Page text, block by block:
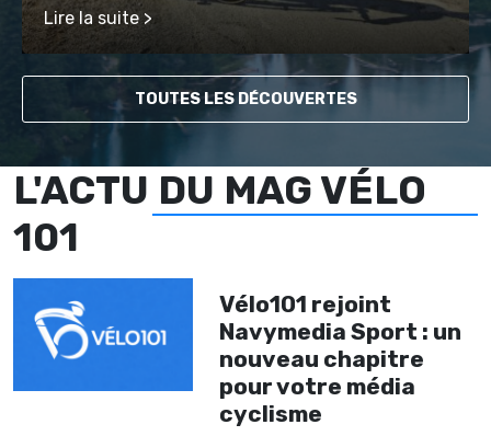
Lire la suite >
TOUTES LES DÉCOUVERTES
L'ACTU DU MAG VÉLO
101
Vélo101 rejoint
Navymedia Sport : un
nouveau chapitre
pour votre média
cyclisme